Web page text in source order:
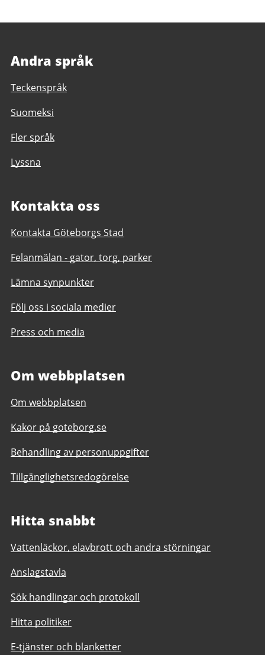
Andra språk
Teckenspråk
Suomeksi
Fler språk
Lyssna
Kontakta oss
Kontakta Göteborgs Stad
Felanmälan - gator, torg, parker
Lämna synpunkter
Följ oss i sociala medier
Press och media
Om webbplatsen
Om webbplatsen
Kakor på goteborg.se
Behandling av personuppgifter
Tillgänglighetsredogörelse
Hitta snabbt
Vattenläckor, elavbrott och andra störningar
Anslagstavla
Sök handlingar och protokoll
Hitta politiker
E-tjänster och blanketter